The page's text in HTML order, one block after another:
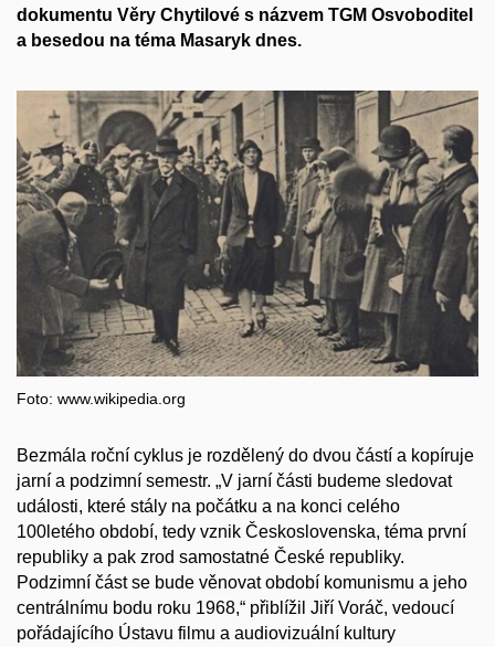
dokumentu Věry Chytilové s názvem TGM Osvoboditel
a besedou na téma Masaryk dnes.
Foto: www.wikipedia.org
Bezmála roční cyklus je rozdělený do dvou částí a kopíruje
jarní a podzimní semestr. „V jarní části budeme sledovat
události, které stály na počátku a na konci celého
100letého období, tedy vznik Československa, téma první
republiky a pak zrod samostatné České republiky.
Podzimní část se bude věnovat období komunismu a jeho
centrálnímu bodu roku 1968,“ přiblížil Jiří Voráč, vedoucí
pořádajícího Ústavu filmu a audiovizuální kultury